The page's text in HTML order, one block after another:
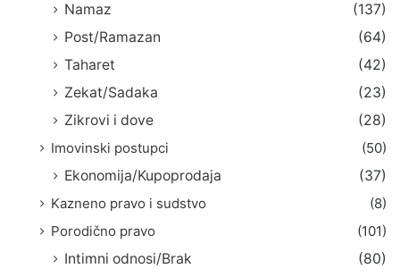
Namaz
(137)
Post/Ramazan
(64)
Taharet
(42)
Zekat/Sadaka
(23)
Zikrovi i dove
(28)
Imovinski postupci
(50)
Ekonomija/Kupoprodaja
(37)
Kazneno pravo i sudstvo
(8)
Porodično pravo
(101)
Intimni odnosi/Brak
(80)